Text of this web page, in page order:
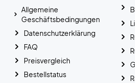
Allgemeine
Geschäftsbedingungen
Datenschutzerklärung
FAQ
Preisvergleich
Bestellstatus